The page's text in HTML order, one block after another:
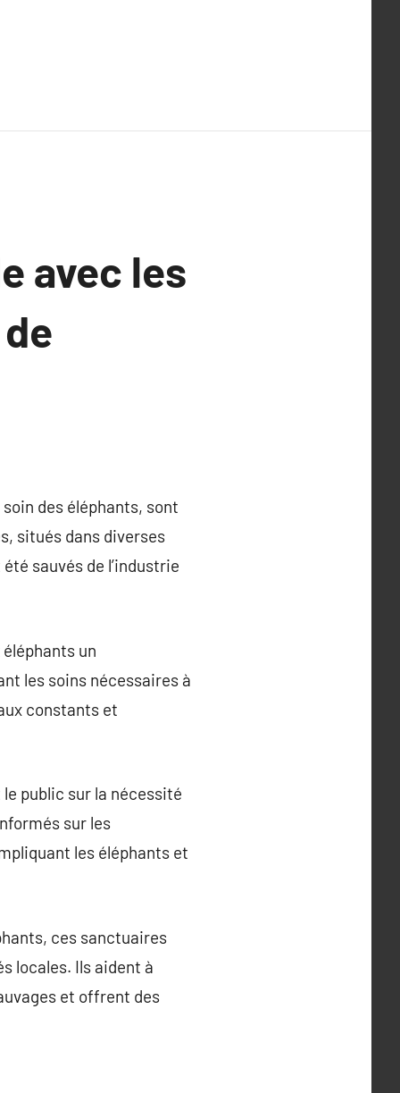
avec les
des éléphants, sont
situés dans diverses
sauvés de l’industrie
un
les soins nécessaires à
constants et
public sur la nécessité
sur les
les éléphants et
ces sanctuaires
locales. Ils aident à
et offrent des